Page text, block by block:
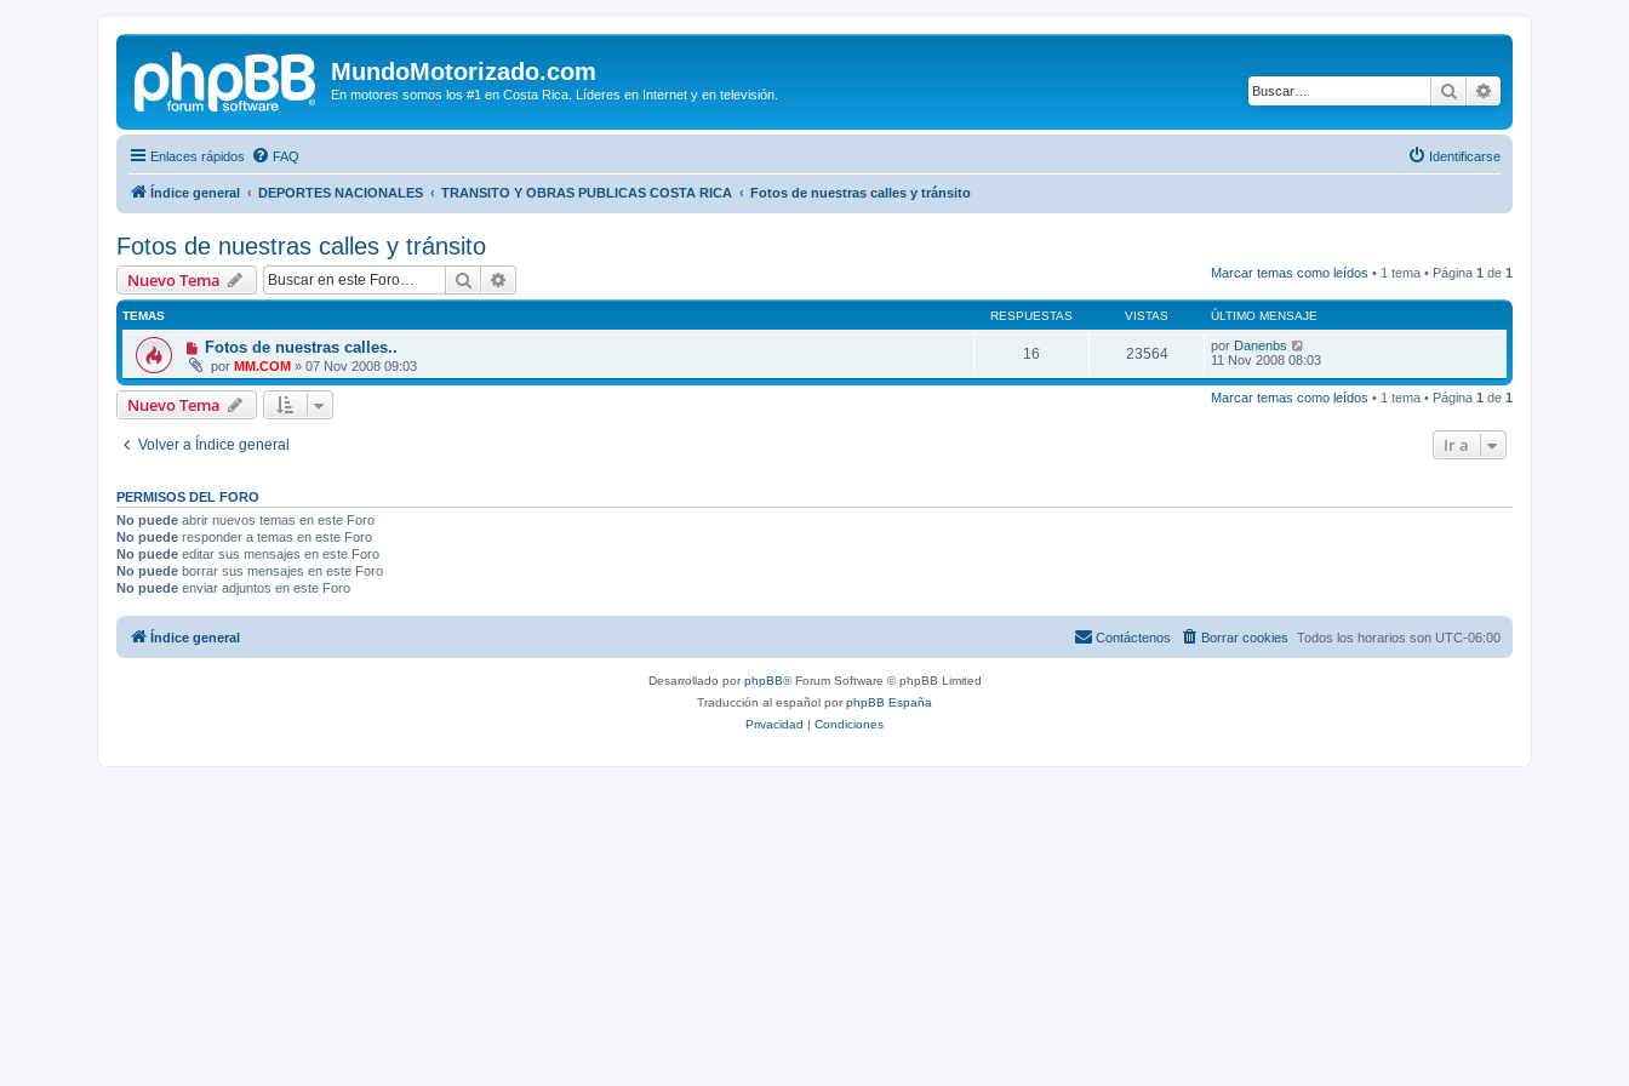
MundoMotorizado.com
En motores somos los #1 en Costa Rica. Líderes en Internet y en televisión. Buscar
Enlaces rápidos FAQ Identificarse
Índice general DEPORTES NACIONALES TRANSITO Y OBRAS PUBLICAS COSTA RICA Fotos de nuestras calles y tránsito
Fotos de nuestras calles y tránsito
Nuevo Tema Buscar Marcar temas como leídos • 1 tema • Página 1 de 1
TEMAS RESPUESTAS VISTAS ÚLTIMO MENSAJE
Fotos de nuestras calles..
por MM.COM » 07 Nov 2008 09:03
16 23564 por Danenbs
11 Nov 2008 08:03
Nuevo Tema Marcar temas como leídos • 1 tema • Página 1 de 1
Volver a Índice general Ir a
PERMISOS DEL FORO
No puede abrir nuevos temas en este Foro
No puede responder a temas en este Foro
No puede editar sus mensajes en este Foro
No puede borrar sus mensajes en este Foro
No puede enviar adjuntos en este Foro
Índice general Todos los horarios son UTC-06:00
Borrar cookies
Contáctenos
Desarrollado porphpBB® Forum Software © phpBB Limited
Traducción al español porphpBB España
Privacidad | Condiciones